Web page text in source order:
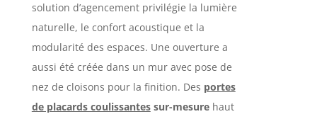
solution d’agencement privilégie la lumière
naturelle, le confort acoustique et la
modularité des espaces. Une ouverture a
aussi été créée dans un mur avec pose de
nez de cloisons pour la finition. Des portes
de placards coulissantessur-mesurehaut